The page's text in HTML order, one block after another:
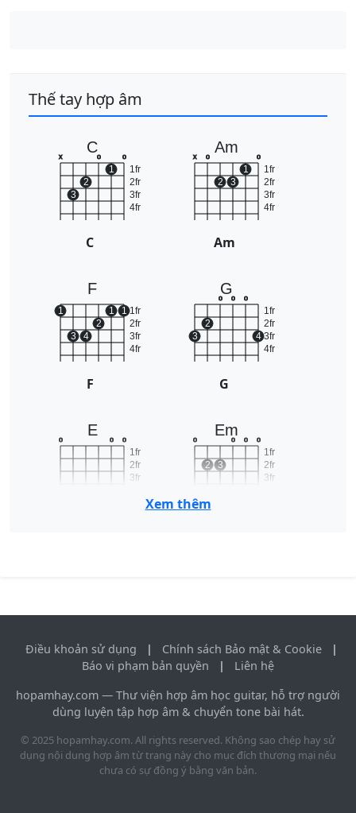
Thế tay hợp âm
C
1fr
2fr
3fr
4fr
x
3
2
o
1
o
C
Am
1fr
2fr
3fr
4fr
x o
2 3
1
o
Am
F
1fr
2fr
3fr
4fr
1
3 4
2
1 1
F
G
1fr
2fr
3fr
4fr
3
2
o o o
4
G
E
1fr
2fr
3fr
o o o
Em
1fr
2fr
3fr
o
2 3
o o o
Xem thêm
Điều khoản sử dụng | Chính sách Bảo mật & Cookie
|
Báo vi phạm bản quyền
|
Liên hệ
hopamhay.com — Thư viện hợp âm học guitar, hỗ trợ người
dùng luyện tập hợp âm & chuyển tone bài hát.
© 2025 hopamhay.com. All rights reserved. Không sao chép hay sử
dụng nội dung hợp âm từ trang này cho mục đích thương mại nếu
chưa có sự đồng ý bằng văn bản.